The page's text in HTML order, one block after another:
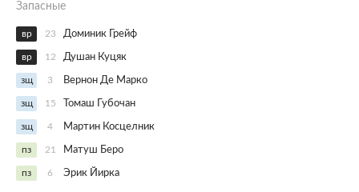
Запасные
вр 23 Доминик Грейф
вр 12 Душан Куцяк
зщ 3 Вернон Де Марко
зщ 15 Томаш Губочан
зщ 4 Мартин Косцелник
пз 21 Матуш Беро
пз 6 Эрик Йирка